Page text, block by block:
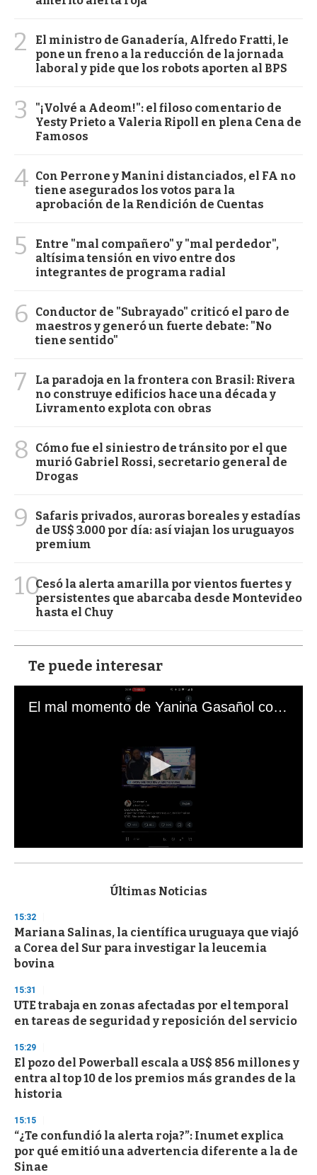
2
El ministro de Ganadería, Alfredo Fratti, le
pone un freno a la reducción de la jornada
laboral y pide que los robots aporten al BPS
3
"¡Volvé a Adeom!": el filoso comentario de
Yesty Prieto a Valeria Ripoll en plena Cena de
Famosos
4 Con Perrone y Manini distanciados, el FA no
tiene asegurados los votos para la
aprobación de la Rendición de Cuentas
5
Entre "mal compañero" y "mal perdedor",
altísima tensión en vivo entre dos
integrantes de programa radial
6
Conductor de "Subrayado" criticó el paro de
maestros y generó un fuerte debate: "No
tiene sentido"
7
La paradoja en la frontera con Brasil: Rivera
no construye edificios hace una década y
Livramento explota con obras
8
Cómo fue el siniestro de tránsito por el que
murió Gabriel Rossi, secretario general de
Drogas
9
Safaris privados, auroras boreales y estadías
de US$ 3.000 por día: así viajan los uruguayos
premium
10Cesó la alerta amarilla por vientos fuertes y
persistentes que abarcaba desde Montevideo
hasta el Chuy
Te puede interesar
El mal momento de Yanina Gasañol con un hincha argentino en "Subrayado"
s
d
s
o
f
3
s
e
c
o
d
s
Últimas Noticias
15:32
Mariana Salinas, la científica uruguaya que viajó
a Corea del Sur para investigar la leucemia
bovina
15:31
UTE trabaja en zonas afectadas por el temporal
en tareas de seguridad y reposición del servicio
15:29
El pozo del Powerball escala a US$ 856 millones y
entra al top 10 de los premios más grandes de la
historia
15:15
“¿Te confundió la alerta roja?”: Inumet explica
por qué emitió una advertencia diferente a la de
Sinae